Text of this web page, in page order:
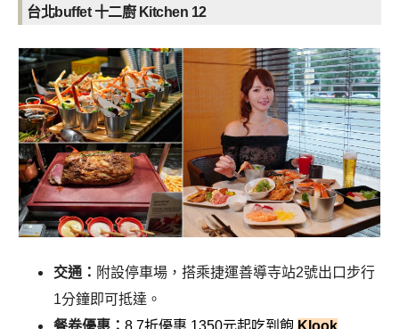
台北buffet十二廚 Kitchen 12
交通： 附設停車場，搭乘捷運善導寺站2號出口步行
1分鐘即可抵達。